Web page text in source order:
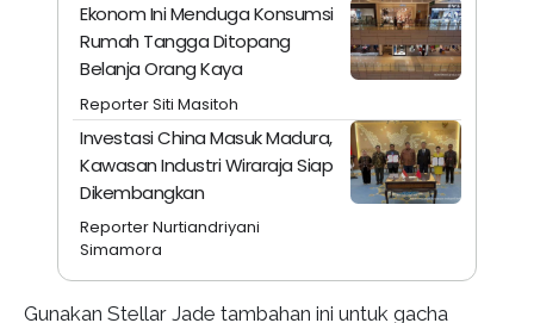
Ekonom Ini Menduga Konsumsi
Rumah Tangga Ditopang
Belanja Orang Kaya
Reporter Siti Masitoh
Investasi China Masuk Madura,
Kawasan Industri Wiraraja Siap
Dikembangkan
Reporter Nurtiandriyani
Simamora
Gunakan Stellar Jade tambahan ini untuk gacha